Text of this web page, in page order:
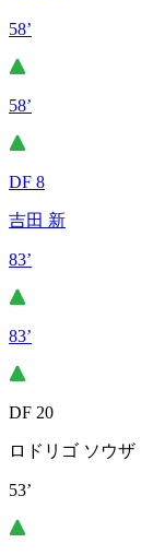
58’
58’
DF 8
吉田 新
83’
83’
DF 20
ロドリゴ ソウザ
53’